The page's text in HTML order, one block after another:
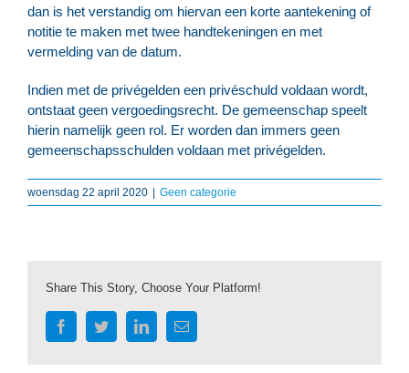
dan is het verstandig om hiervan een korte aantekening of
notitie te maken met twee handtekeningen en met
vermelding van de datum.
Indien met de privégelden een privéschuld voldaan wordt,
ontstaat geen vergoedingsrecht. De gemeenschap speelt
hierin namelijk geen rol. Er worden dan immers geen
gemeenschapsschulden voldaan met privégelden.
woensdag 22 april 2020 | Geen categorie
Share This Story, Choose Your Platform!
FacebookTwitterLinkedIn
E-
mail